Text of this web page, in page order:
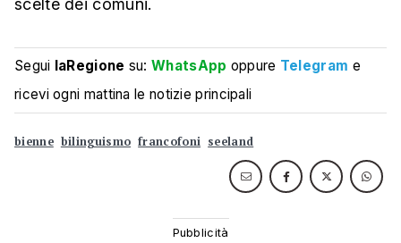
scelte dei comuni.
Segui laRegione su:WhatsApp oppure Telegram e
ricevi ogni mattina le notizie principali
bienne bilinguismo francofoni seeland